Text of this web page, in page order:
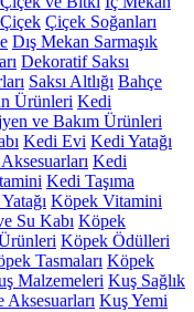
Çiçek Soğanları
Dış Mekan Sarmaşık
Dekoratif Saksı
Saksı Altlığı Bahçe
Ürünleri Kedi
ve Bakım Ürünleri
Kedi Evi Kedi Yatağı
Kedi
Kedi Taşıma
Köpek Vitamini
Su Kabı Köpek
Köpek Ödülleri
Tasmaları Köpek
Malzemeleri Kuş Sağlık
Kuş Yemi